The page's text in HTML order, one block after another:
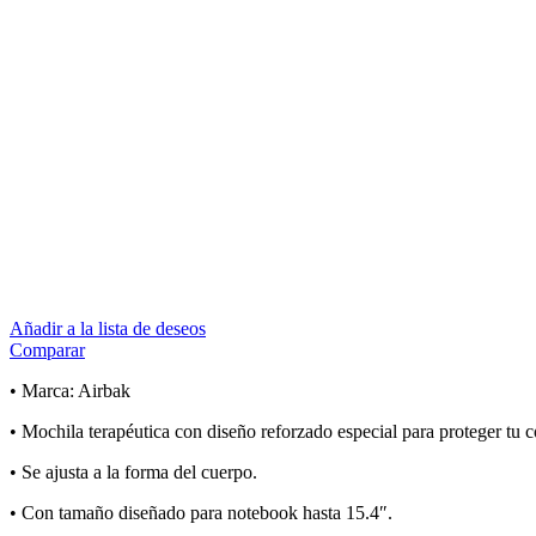
Añadir a la lista de deseos
Comparar
• Marca: Airbak
• Mochila terapéutica con diseño reforzado especial para proteger tu
• Se ajusta a la forma del cuerpo.
• Con tamaño diseñado para notebook hasta 15.4″.